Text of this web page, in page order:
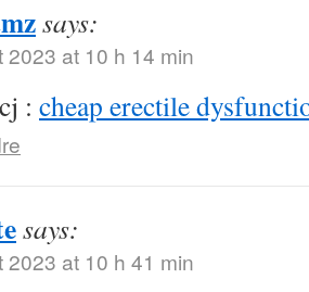
says:
2023 at 10 h 14 min
: cheap erectile
says:
2023 at 10 h 41 min